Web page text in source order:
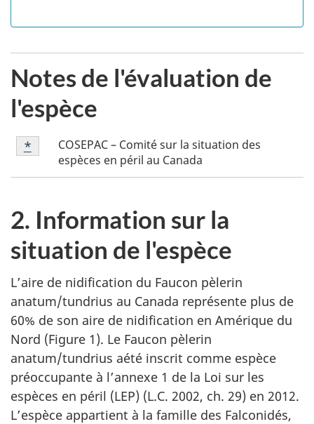
Notes de l'évaluation de
l'espèce
Notes
de
bas
page
*
COSEPAC – Comité sur la situation des
espèces en péril au Canada
Retour à la référence de la note de bas de page
*
2. Information sur la
situation de l'espèce
L’aire de nidification du Faucon pèlerin
anatum/tundrius au Canada représente plus de
60% de son aire de nidification en Amérique du
Nord (Figure 1). Le Faucon pèlerin
anatum/tundrius aété inscrit comme espèce
préoccupante à l’annexe 1 de la Loi sur les
espèces en péril (LEP) (L.C. 2002, ch. 29) en 2012.
L’espèce appartient à la famille des Falconidés,